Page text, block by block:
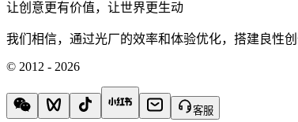
让创意更有价值，让世界更生动
我们相信，通过光厂的效率和体验优化，搭建良性
© 2012 - 2026
客服